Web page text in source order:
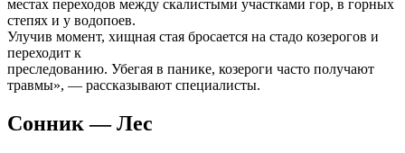
местах переходов между скалистыми участками гор, в горных
степях и у водопоев.
Улучив момент, хищная стая бросается на стадо козерогов и
переходит к
преследованию. Убегая в панике, козероги часто получают
травмы», — рассказывают специалисты.
Сонник — Лес